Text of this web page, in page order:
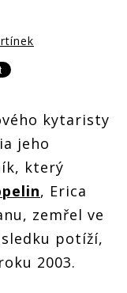
kytaristy
jeho
který
, Erica
zemřel ve
potíží,
2003.